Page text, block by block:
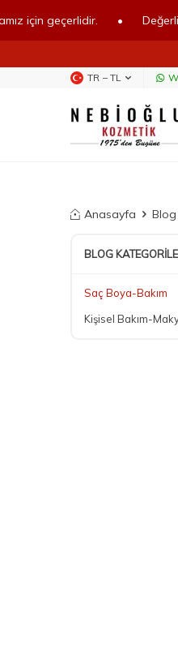
• Değerli
TR − TL
Anasayfa Blog
BLOG
Saç Boya-Bakım
Kişisel Bakım-